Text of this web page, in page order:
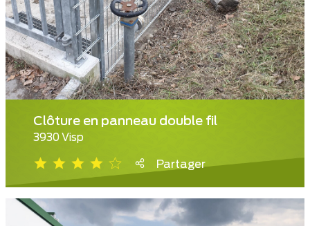
Clôture en panneau double fil
3930 Visp
Partager